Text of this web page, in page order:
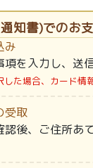
知書)でのお
み
を入力し、送
た場合、カード情
受取
認後、ご住所あ